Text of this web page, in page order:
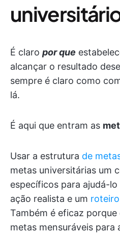
É claro por que
alcançar o resultado
sempre é claro como
lá.
É aqui que entram as
Usar a estrutura de
metas universitárias um
específicos para ajudá-
ação realista e um
Também é eficaz
metas mensuráveis para